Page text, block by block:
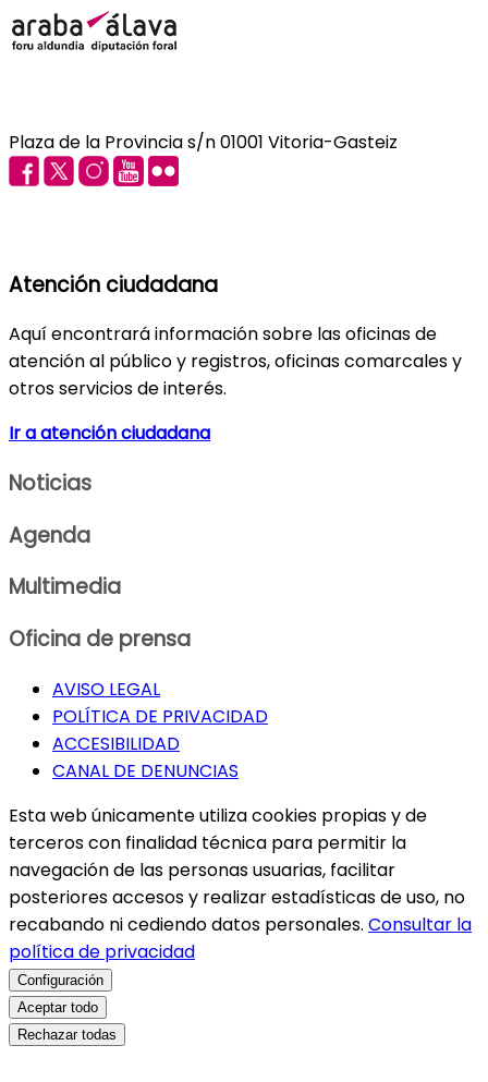
Plaza de la Provincia s/n 01001 Vitoria-Gasteiz
Atención ciudadana
Aquí encontrará información sobre las oficinas de
atención al público y registros, oficinas comarcales y
otros servicios de interés.
Ir a atención ciudadana
Noticias
Agenda
Multimedia
Oficina de prensa
AVISO LEGAL
POLÍTICA DE PRIVACIDAD
ACCESIBILIDAD
CANAL DE DENUNCIAS
Esta web únicamente utiliza cookies propias y de
terceros con finalidad técnica para permitir la
navegación de las personas usuarias, facilitar
posteriores accesos y realizar estadísticas de uso, no
recabando ni cediendo datos personales. Consultar la
política de privacidad
Configuración
Aceptar todo
Rechazar todas